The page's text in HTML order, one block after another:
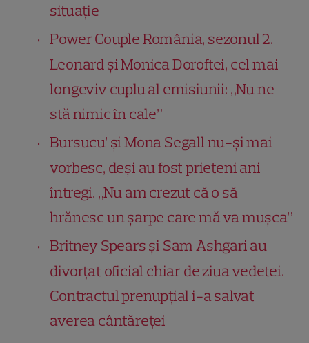
situație
Power Couple România, sezonul 2.
Leonard și Monica Doroftei, cel mai
longeviv cuplu al emisiunii: „Nu ne
stă nimic în cale”
Bursucu’ și Mona Segall nu-și mai
vorbesc, deși au fost prieteni ani
întregi. „Nu am crezut că o să
hrănesc un șarpe care mă va mușca”
Britney Spears și Sam Ashgari au
divorțat oficial chiar de ziua vedetei.
Contractul prenupțial i-a salvat
averea cântăreței